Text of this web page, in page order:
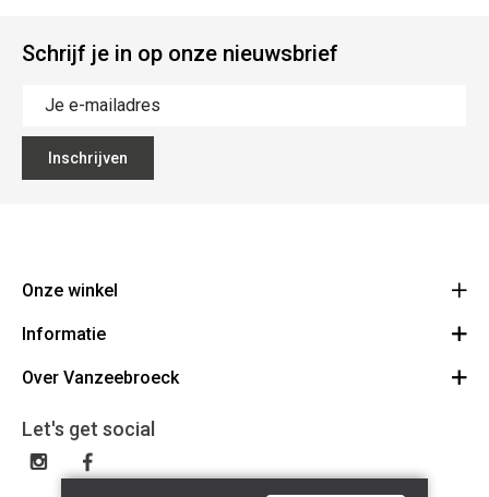
Schrijf je in op onze nieuwsbrief
Inschrijven
Onze winkel
Vanzeebroeck Motors
1600 Sint-Pieters-Leeuw
023316022
BE0425198510
Informatie
Bestelling annuleren
Algemene voorwaarden
Disclaimer
Over Vanzeebroeck
Cadeaubon
Verzenden & Retourneren
Let's get social